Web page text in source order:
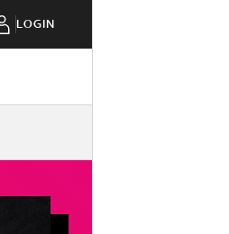
LOGIN